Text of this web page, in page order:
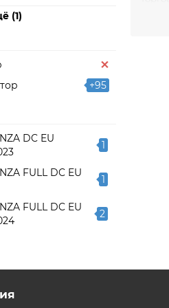
(1)
+95
DC EU
1
FULL DC EU
1
FULL DC EU
2
2
R32